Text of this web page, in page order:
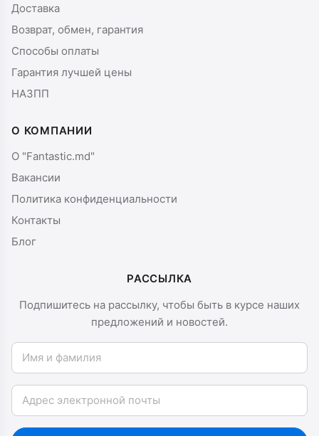
Доставка
Возврат, обмен, гарантия
Способы оплаты
Гарантия лучшей цены
НАЗПП
О КОМПАНИИ
О "Fantastic.md"
Вакансии
Политика конфиденциальности
Контакты
Блог
РАССЫЛКА
Подпишитесь на рассылку, чтобы быть в курсе наших
предложений и новостей.
Имя и фамилия
Email